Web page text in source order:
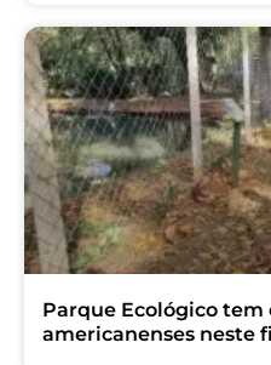
Parque Ecológico
americanenses neste